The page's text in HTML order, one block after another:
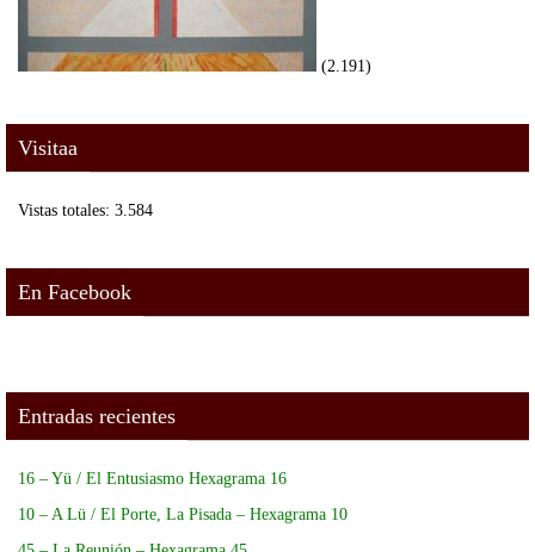
(2.191)
Visitaa
Vistas totales: 3.584
En Facebook
Entradas recientes
16 – Yü / El Entusiasmo Hexagrama 16
10 – A Lü / El Porte, La Pisada – Hexagrama 10